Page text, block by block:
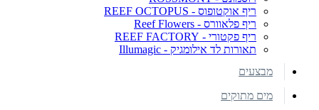
ריף אוקטופוס - REEF OCTOPUS
ריף פלאוורס - Reef Flowers
ריף פקטורי - REEF FACTORY
תאורות לד אילומגיק - Illumagic
מבצעים
מים מתוקים